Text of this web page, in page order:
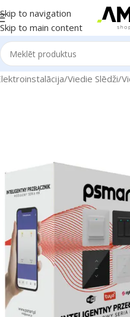
Skip to navigation
Skip to main content
/Viedie Slēdži/